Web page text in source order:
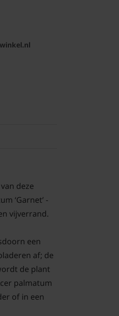
deze
‘Garnet’ -
vijverrand.
een
af; de
de plant
palmatum
of in een